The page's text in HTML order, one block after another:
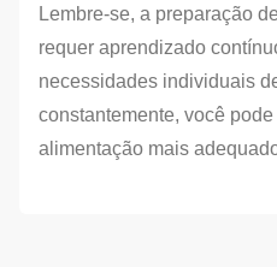
Lembre-se, a preparação
requer aprendizado
necessidades individuais
constantemente, você
alimentação mais